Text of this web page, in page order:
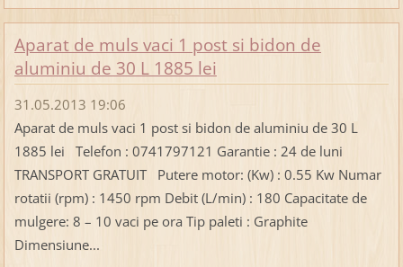
Aparat de muls vaci 1 post si bidon de
aluminiu de 30 L 1885 lei
31.05.2013 19:06
Aparat de muls vaci 1 post si bidon de aluminiu de 30 L
1885 lei Telefon : 0741797121 Garantie : 24 de luni
TRANSPORT GRATUIT Putere motor: (Kw) : 0.55 Kw Numar
rotatii (rpm) : 1450 rpm Debit (L/min) : 180 Capacitate de
mulgere: 8 – 10 vaci pe ora Tip paleti : Graphite
Dimensiune...